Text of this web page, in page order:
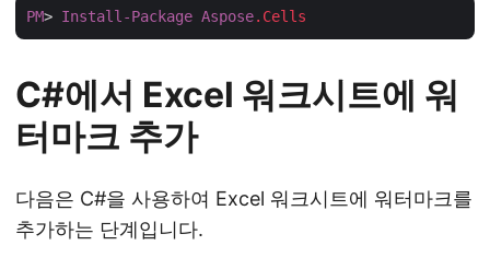
PM> Install-Package Aspose.Cells
C#에서 Excel 워크시트에 워
터마크 추가
다음은 C#을 사용하여 Excel 워크시트에 워터마크를
추가하는 단계입니다.